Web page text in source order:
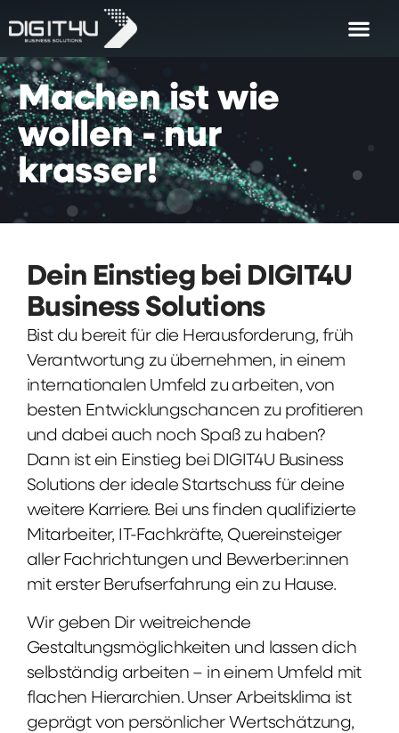
Machen ist wie
wollen - nur
krasser!
Dein Einstieg bei DIGIT4U
Business Solutions
Bist du bereit für die Herausforderung, früh
Verantwortung zu übernehmen, in einem
internationalen Umfeld zu arbeiten, von
besten Entwicklungschancen zu profitieren
und dabei auch noch Spaß zu haben?
Dann ist ein Einstieg bei DIGIT4U Business
Solutions der ideale Startschuss für deine
weitere Karriere. Bei uns finden qualifizierte
Mitarbeiter, IT-Fachkräfte, Quereinsteiger
aller Fachrichtungen und Bewerber:innen
mit erster Berufserfahrung ein zu Hause.
Wir geben Dir weitreichende
Gestaltungsmöglichkeiten und lassen dich
selbständig arbeiten – in einem Umfeld mit
flachen Hierarchien. Unser Arbeitsklima ist
geprägt von persönlicher Wertschätzung,